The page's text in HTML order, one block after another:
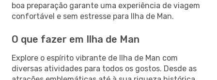
boa preparação garante uma experiência de viagem
confortável e sem estresse para Ilha de Man.
O que fazer em Ilha de Man
Explore o espírito vibrante de Ilha de Man com
diversas atividades para todos os gostos. Desde as